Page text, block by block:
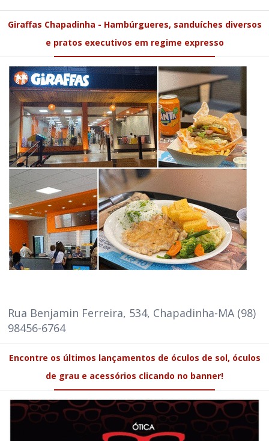
Giraffas Chapadinha - Hambúrgueres, sanduíches diversos
e pratos executivos em regime expresso
Rua Benjamin Ferreira, 534, Chapadinha-MA (98)
98456-6764
Encontre os últimos lançamentos de óculos de sol, óculos
de grau e acessórios clicando no banner!